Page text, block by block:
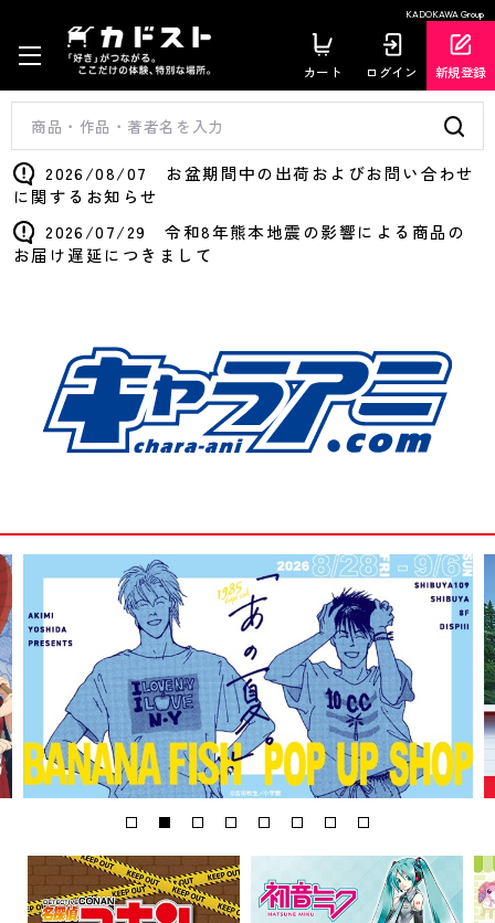
KADOKAWA Group
カート ログイン 新規登録
2026/08/07 お盆期間中の出荷およびお問い合わせ
に関するお知らせ
2026/07/29 令和8年熊本地震の影響による商品の
お届け遅延につきまして